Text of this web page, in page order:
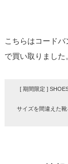
こちらはコード
で買い取りました
[ 期間限定 ]
サイズを間違えた